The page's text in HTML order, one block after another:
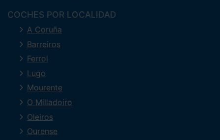
COCHES POR LOCALIDAD
A Coruña
Barreiros
Ferrol
Lugo
Mourente
O Milladoiro
Oleiros
Ourense